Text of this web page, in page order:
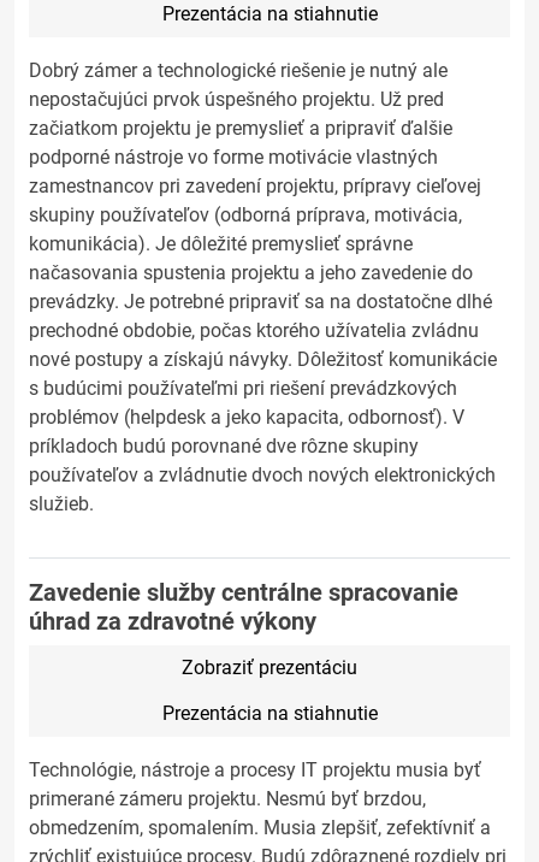
Prezentácia na stiahnutie
Dobrý zámer a technologické riešenie je nutný ale
nepostačujúci prvok úspešného projektu. Už pred
začiatkom projektu je premyslieť a pripraviť ďalšie
podporné nástroje vo forme motivácie vlastných
zamestnancov pri zavedení projektu, prípravy cieľovej
skupiny používateľov (odborná príprava, motivácia,
komunikácia). Je dôležité premyslieť správne
načasovania spustenia projektu a jeho zavedenie do
prevádzky. Je potrebné pripraviť sa na dostatočne dlhé
prechodné obdobie, počas ktorého užívatelia zvládnu
nové postupy a získajú návyky. Dôležitosť komunikácie
s budúcimi používateľmi pri riešení prevádzkových
problémov (helpdesk a jeko kapacita, odbornosť). V
príkladoch budú porovnané dve rôzne skupiny
používateľov a zvládnutie dvoch nových elektronických
služieb.
Zavedenie služby centrálne spracovanie
úhrad za zdravotné výkony
Zobraziť prezentáciu
Prezentácia na stiahnutie
Technológie, nástroje a procesy IT projektu musia byť
primerané zámeru projektu. Nesmú byť brzdou,
obmedzením, spomalením. Musia zlepšiť, zefektívniť a
zrýchliť existujúce procesy. Budú zdôraznené rozdiely pri